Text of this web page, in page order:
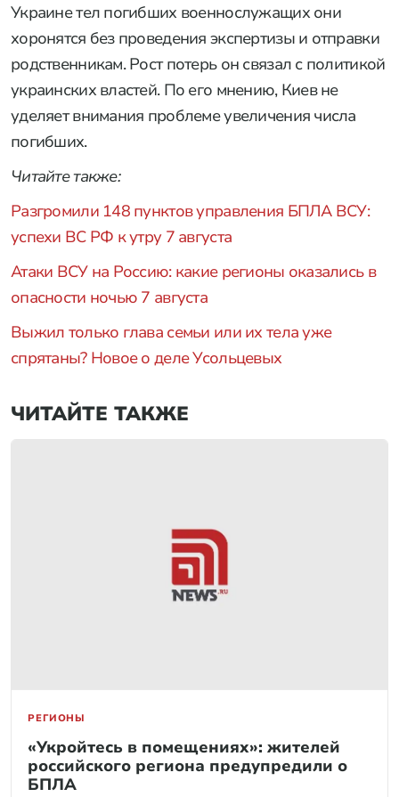
Украине тел погибших военнослужащих они
хоронятся без проведения экспертизы и отправки
родственникам. Рост потерь он связал с политикой
украинских властей. По его мнению, Киев не
уделяет внимания проблеме увеличения числа
погибших.
Читайте также:
Разгромили 148 пунктов управления БПЛА ВСУ:
успехи ВС РФ к утру 7 августа
Атаки ВСУ на Россию: какие регионы оказались в
опасности ночью 7 августа
Выжил только глава семьи или их тела уже
спрятаны? Новое о деле Усольцевых
ЧИТАЙТЕ ТАКЖЕ
РЕГИОНЫ
«Укройтесь в помещениях»: жителей
российского региона предупредили о
БПЛА